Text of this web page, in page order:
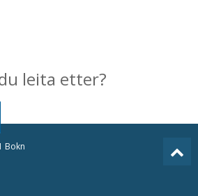
leita etter?
Bokn